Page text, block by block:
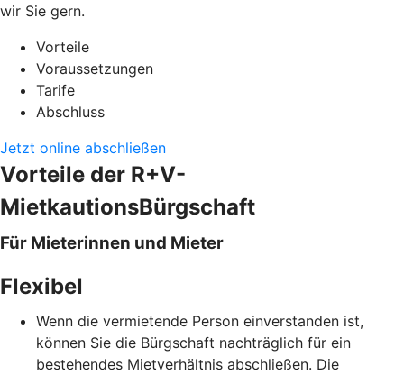
wir Sie gern.
Vorteile
Voraussetzungen
Tarife
Abschluss
Jetzt online abschließen
Vorteile der R+V-
MietkautionsBürgschaft
Für Mieterinnen und Mieter
Flexibel
Wenn die vermietende Person einverstanden ist,
können Sie die Bürgschaft nachträglich für ein
bestehendes Mietverhältnis abschließen. Die